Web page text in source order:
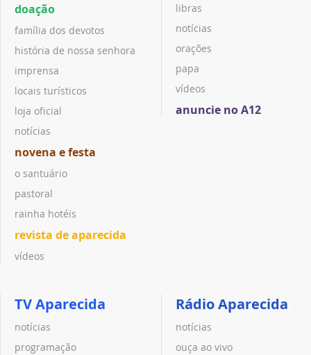
doação
família dos devotos
história de nossa senhora
imprensa
locais turísticos
loja oficial
notícias
novena e festa
o santuário
pastoral
rainha hotéis
revista de aparecida
vídeos
libras
notícias
orações
papa
vídeos
anuncie no A12
TV Aparecida
notícias
programação
Rádio Aparecida
notícias
ouça ao vivo